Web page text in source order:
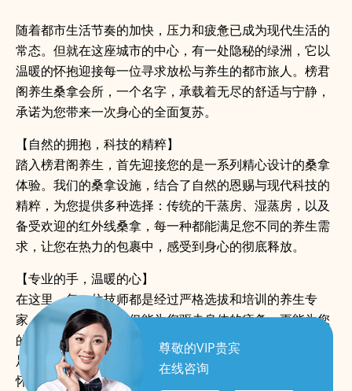
尊敬的VIP贵宾
在线咨询
随着都市生活节奏的加快，压力和疲惫已成为现代生活的
常态。但就在这座城市的中心，有一处隐秘的绿洲，它以
温暖的怀抱迎接每一位寻求放松与养生的都市旅人。榜君
阁养生桑拿会所，一个名字，承载着无尽的舒适与宁静，
承诺为您带来一次身心的全面复苏。
【自然的拥抱，科技的精粹】
踏入榜君阁养生，首先迎接您的是一系列精心设计的桑拿
体验。我们的桑拿设施，结合了自然的恩赐与现代科技的
精粹，为您提供多种选择：传统的干蒸房、湿蒸房，以及
备受欢迎的红外线桑拿，每一种都能满足您不同的养生需
求，让您在热力的包裹中，感受到身心的彻底释放。
【专业的手，温暖的心】
在这里，每一位技师都是经过严格选拔和培训的养生专
家。他们的双手，不仅能为您驱走身体的疲惫，更能为您
的心灵带来温暖的抚慰。从深层组织按摩到热石疗法，从
足底按摩到全身放松，每一次触摸都是对您健康的深切关
怀。